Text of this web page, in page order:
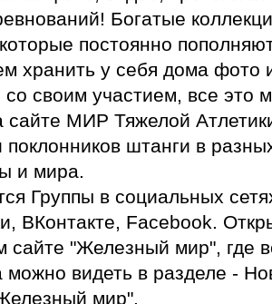
Богатые
постоянно
хранить у себя дома фото
со своим участием, все это
сайте МИР Тяжелой
поклонников штанги в
и мира.
Группы в социальных
ВКонтакте, Facebook.
сайте "Железный мир", где
можно видеть в разделе -
мир".